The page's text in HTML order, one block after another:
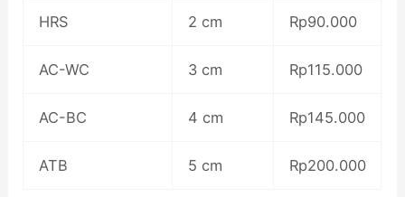
HRS 2 cm Rp90.000
AC-WC 3 cm Rp115.000
AC-BC 4 cm Rp145.000
ATB 5 cm Rp200.000